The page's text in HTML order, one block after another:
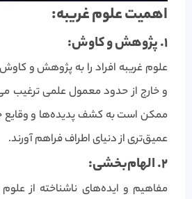
اهمیت علوم غریبه:
1. پژوهش و کاوش:
علوم غریبه افراد را به پژوهش و
و خارج از حدود معمول علمی ترغیب
ممکن است به کشف پدیده‌ها و وقایع
عمیق‌تری از دنیای اطراف فراهم آورند.
2. الهام‌بخشی:
مفاهیم و ایده‌های ناشناخته از